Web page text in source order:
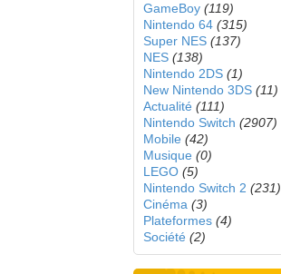
GameBoy (119)
Nintendo 64 (315)
Super NES (137)
NES (138)
Nintendo 2DS (1)
New Nintendo 3DS (11)
Actualité (111)
Nintendo Switch (2907)
Mobile (42)
Musique (0)
LEGO (5)
Nintendo Switch 2 (231)
Cinéma (3)
Plateformes (4)
Société (2)